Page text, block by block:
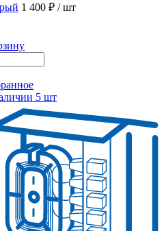
1 400 ₽ / шт
5 шт